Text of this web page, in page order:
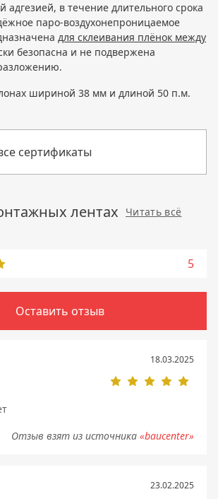
адгезией, в течение длительного срока
паро-воздухонепроницаемое
для склеивания плёнок между
безопасна и не подвержена
шириной 38 мм и длиной 50 п.м.
сертификаты
лентах Читать всё
5
Оставить отзыв
18.03.2025
Отзыв взят из источника «baucenter»
23.02.2025